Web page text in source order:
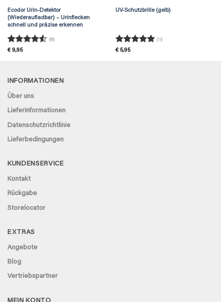
Ecodor Urin-Detektor
(Wiederaufladbar) – Urinflecken
schnell und präzise erkennen
Rated
(6)
€9,95
UV-Schutzbrille (gelb)
Rated
(1)
€5,95
INFORMATIONEN
Über uns
Lieferinformationen
Datenschutzrichtlinie
Lieferbedingungen
KUNDENSERVICE
Kontakt
Rückgabe
Storelocator
EXTRAS
Angebote
Blog
Vertriebspartner